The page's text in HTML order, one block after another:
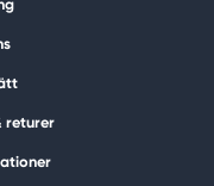
returer